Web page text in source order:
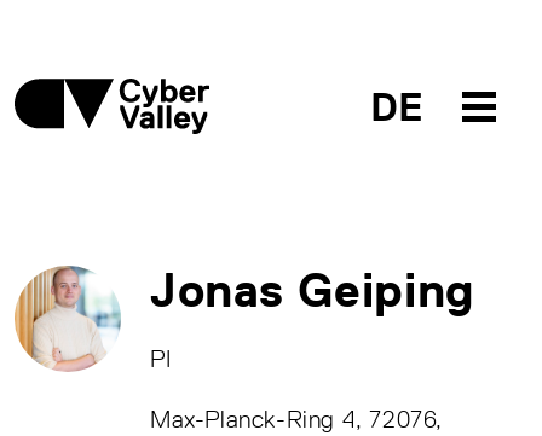
DE
Jonas Geiping
PI
Max-Planck-Ring 4, 72076,